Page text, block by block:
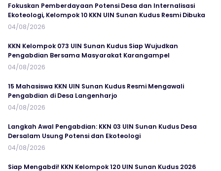
Fokuskan Pemberdayaan Potensi Desa dan Internalisasi
Ekoteologi, Kelompok 10 KKN UIN Sunan Kudus Resmi Dibuka
04/08/2026
KKN Kelompok 073 UIN Sunan Kudus Siap Wujudkan
Pengabdian Bersama Masyarakat Karangampel
04/08/2026
15 Mahasiswa KKN UIN Sunan Kudus Resmi Mengawali
Pengabdian di Desa Langenharjo
04/08/2026
Langkah Awal Pengabdian: KKN 03 UIN Sunan Kudus Desa
Dersalam Usung Potensi dan Ekoteologi
04/08/2026
Siap Mengabdi! KKN Kelompok 120 UIN Sunan Kudus 2026